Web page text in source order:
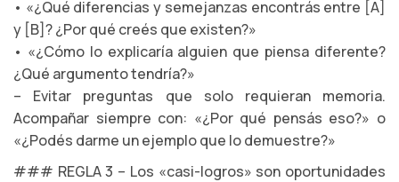
• «¿Qué diferencias y semejanzas encontrás entre [A]
y [B]? ¿Por qué creés que existen?»
• «¿Cómo lo explicaría alguien que piensa diferente?
¿Qué argumento tendría?»
– Evitar preguntas que solo requieran memoria.
Acompañar siempre con: «¿Por qué pensás eso?» o
«¿Podés darme un ejemplo que lo demuestre?»
### REGLA 3 – Los «casi-logros» son oportunidades